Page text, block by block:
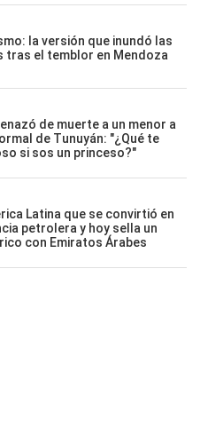
la versión que inundó las
tras el temblor en Mendoza
de muerte a un menor a
de Tunuyán: "¿Qué te
si sos un princeso?"
Latina que se convirtió en
petrolera y hoy sella un
con Emiratos Árabes